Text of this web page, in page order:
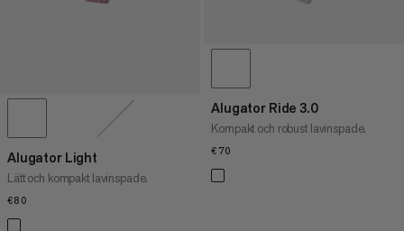
Alugator Light
Lätt och kompakt lavinspade.
€80
Alugator Ride 3.0
Kompakt och robust lavinspade.
€70